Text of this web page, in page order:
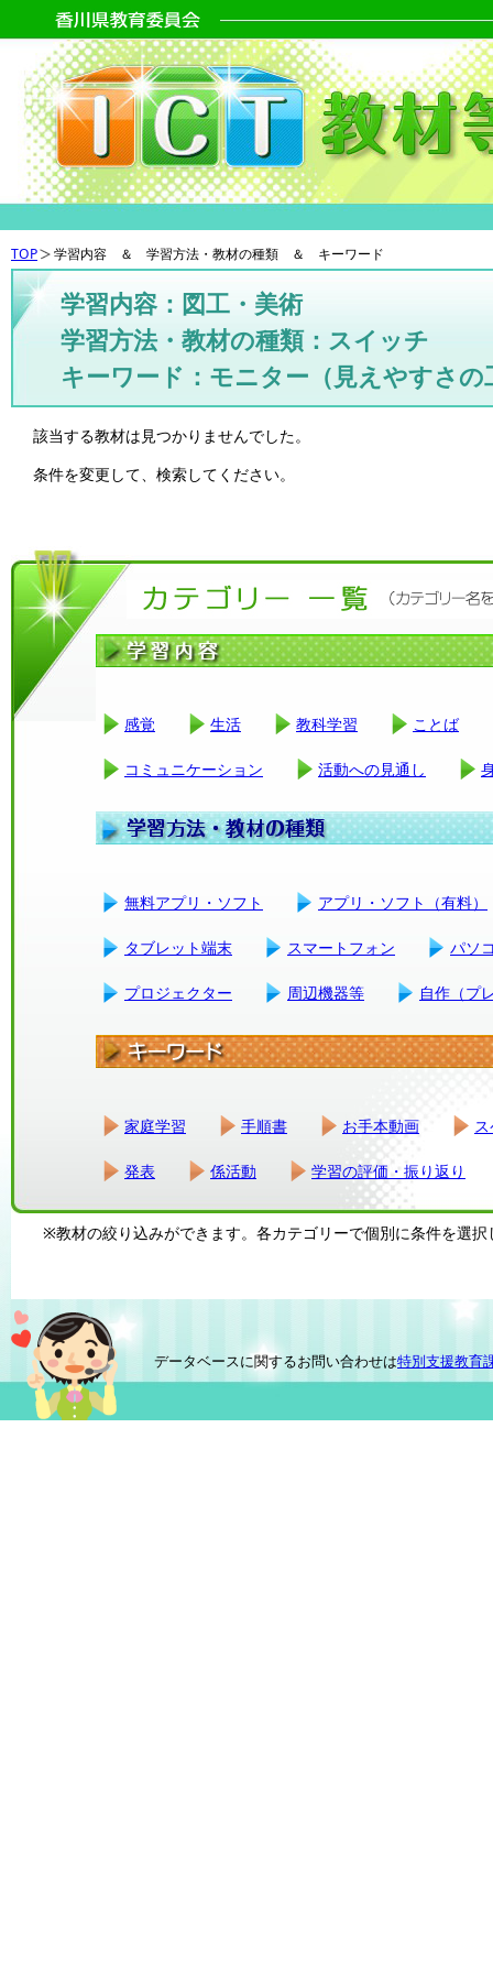
TOP 学習内容 ＆ 学習方法・教材の種類 ＆ キーワード
学習内容：図工・美術
学習方法・教材の種類：スイッチ
キーワード：モニター（見えやすさの
該当する教材は見つかりませんでした。
条件を変更して、検索してください。
感覚 生活 教科学習 ことば
コミュニケーション 活動への見通し
無料アプリ・ソフト アプリ・ソフト（有料）
タブレット端末 スマートフォン パソ
プロジェクター 周辺機器等 自作（プ
家庭学習 手順書 お手本動画
発表 係活動 学習の評価・振り返り
※教材の絞り込みができます。各カテゴリーで個別に条件を選択
データベースに関するお問い合わせは特別支援教育